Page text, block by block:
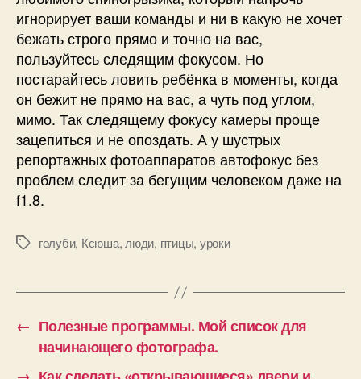
игнорирует ваши команды и ни в какую не хочет
бежать строго прямо и точно на вас,
пользуйтесь следящим фокусом. Но
постарайтесь ловить ребёнка в моменты, когда
он бежит не прямо на вас, а чуть под углом,
мимо. Так следящему фокусу камеры проще
зацепиться и не опоздать. А у шустрых
репортажных фотоаппаратов автофокус без
проблем следит за бегущим человеком даже на
f1.8.
Меткиголуби, Ксюша, люди, птицы, уроки
← Полезные программы. Мой список для
начинающего фотографа.